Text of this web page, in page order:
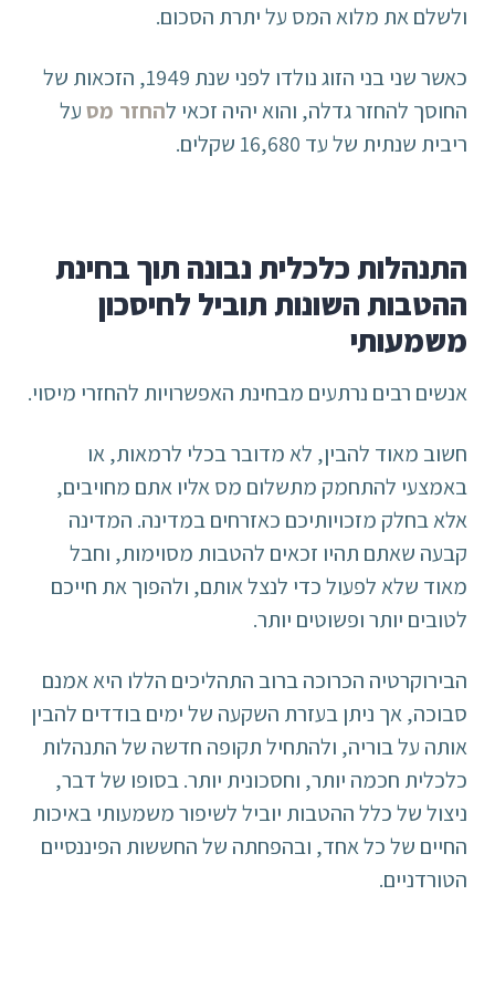
ולשלם את מלוא המס על יתרת הסכום.
כאשר שני בני הזוג נולדו לפני שנת 1949, הזכאות של
החוסך להחזר גדלה, והוא יהיה זכאי להחזר מסעל
ריבית שנתית של עד 16,680 שקלים.
התנהלות כלכלית נבונה תוך בחינת
ההטבות השונות תוביל לחיסכון
משמעותי
אנשים רבים נרתעים מבחינת האפשרויות להחזרי מיסוי.
חשוב מאוד להבין, לא מדובר בכלי לרמאות, או
באמצעי להתחמק מתשלום מס אליו אתם מחויבים,
אלא בחלק מזכויותיכם כאזרחים במדינה. המדינה
קבעה שאתם תהיו זכאים להטבות מסוימות, וחבל
מאוד שלא לפעול כדי לנצל אותם, ולהפוך את חייכם
לטובים יותר ופשוטים יותר.
הבירוקרטיה הכרוכה ברוב התהליכים הללו היא אמנם
סבוכה, אך ניתן בעזרת השקעה של ימים בודדים להבין
אותה על בוריה, ולהתחיל תקופה חדשה של התנהלות
כלכלית חכמה יותר, וחסכונית יותר. בסופו של דבר,
ניצול של כלל ההטבות יוביל לשיפור משמעותי באיכות
החיים של כל אחד, ובהפחתה של החששות הפיננסיים
הטורדניים.